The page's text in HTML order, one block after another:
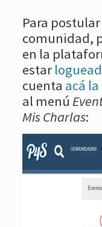
Para
comunidad,
en la
estar
cuenta acá
al menú
Mis Charlas: